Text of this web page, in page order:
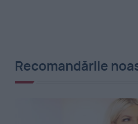
Recomandările